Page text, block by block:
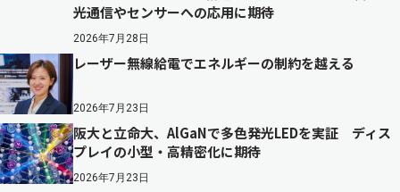
光通信やセンサーへの応用に期待
2026年7月28日
レーザー無線給電でエネルギーの制約を越える
2026年7月23日
阪大と立命大、AlGaNで多色発光LEDを実証 ディス
プレイの小型・高精密化に期待
2026年7月23日